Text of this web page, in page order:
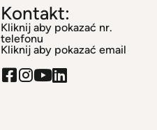
Kontakt:
Kliknij aby pokazać nr.
telefonu
Kliknij aby pokazać email